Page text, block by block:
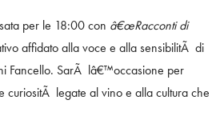
per le 18:00 con â€œRacconti di
affidato alla voce e alla sensibilitÃ di
Fancello. SarÃ lâ€™occasione per
curiositÃ legate al vino e alla cultura che